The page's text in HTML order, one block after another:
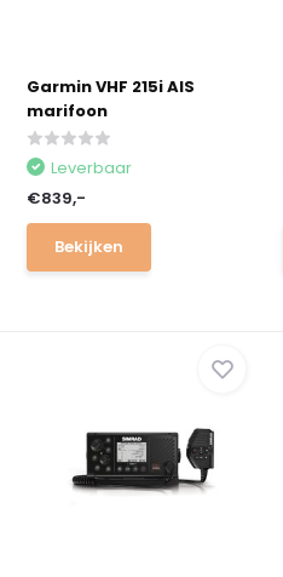
Garmin VHF 215i AIS
marifoon
Leverbaar
€839,-
Bekijken